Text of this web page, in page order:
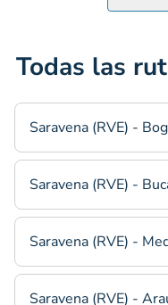
Todas las
Saravena (RVE) -
Saravena (RVE) -
Saravena (RVE) -
Saravena (RVE) -